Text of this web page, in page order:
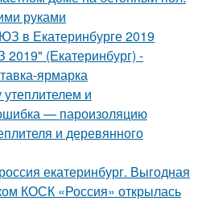
руками
в Екатеринбурге 2019
(Екатеринбург) -
ярмарка
и
— пароизоляцию
и деревянного
екатеринбург. Выгодная
КОСК «Россия» открылась